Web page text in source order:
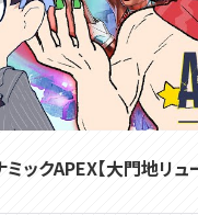
ミックAPEX【大門地リ